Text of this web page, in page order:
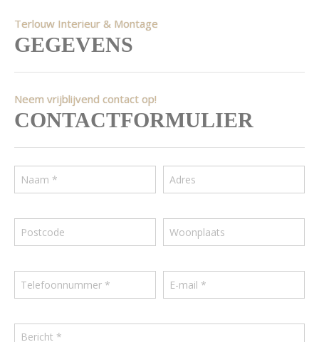
Terlouw Interieur & Montage
GEGEVENS
Neem vrijblijvend contact op!
CONTACTFORMULIER